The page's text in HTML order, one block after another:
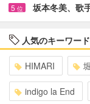
5 位 坂本冬美、歌
人気のキーワード
HIMARI
indigo la End